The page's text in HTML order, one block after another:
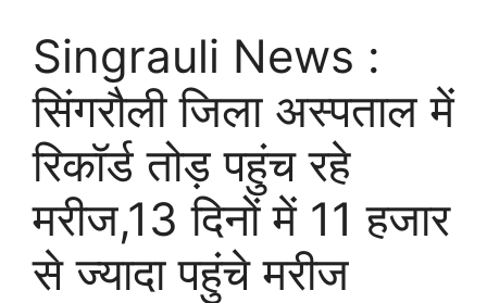
Singrauli News :
सिंगरौली जिला अस्पताल में
रिकॉर्ड तोड़ पहुंच रहे
मरीज,13 दिनों में 11 हजार
से ज्यादा पहुंचे मरीज